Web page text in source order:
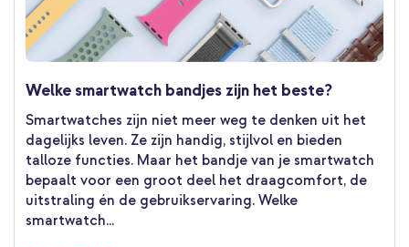
Welke smartwatch bandjes zijn het beste?
Smartwatches zijn niet meer weg te denken uit het
dagelijks leven. Ze zijn handig, stijlvol en bieden
talloze functies. Maar het bandje van je smartwatch
bepaalt voor een groot deel het draagcomfort, de
uitstraling én de gebruikservaring. Welke
smartwatch...